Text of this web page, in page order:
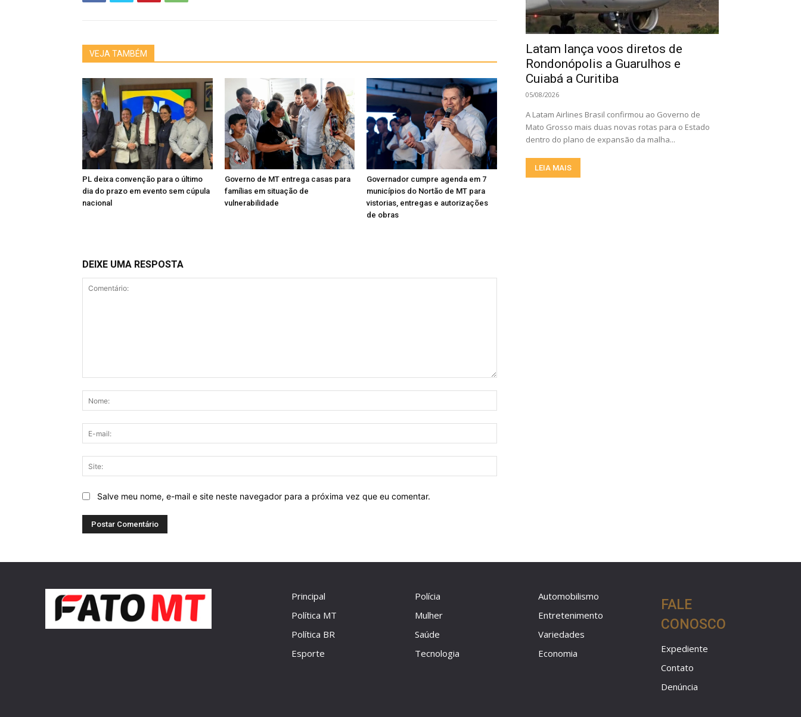
VEJA TAMBÉM
PL deixa convenção para o último
dia do prazo em evento sem cúpula
nacional
Governo de MT entrega casas para
famílias em situação de
vulnerabilidade
Governador cumpre agenda em 7
municípios do Nortão de MT para
vistorias, entregas e autorizações
de obras
DEIXE UMA RESPOSTA
mail:
Salve meu nome, e-mail e site neste navegador para a próxima vez que eu comentar.
Latam lança voos diretos de
Rondonópolis a Guarulhos e
Cuiabá a Curitiba
05/08/2026
A Latam Airlines Brasil confirmou ao Governo de
Mato Grosso mais duas novas rotas para o Estado
dentro do plano de expansão da malha...
LEIA MAIS
Principal
Política MT
Política BR
Esporte
Polícia
Mulher
Saúde
Tecnologia
Automobilismo
Entretenimento
Variedades
Economia
FALE
CONOSCO
Expediente
Contato
Denúncia